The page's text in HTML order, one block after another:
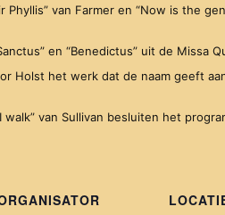
van Farmer en “Now is the
en “Benedictus” uit de Missa
Holst het werk dat de naam geeft
van Sullivan besluiten het